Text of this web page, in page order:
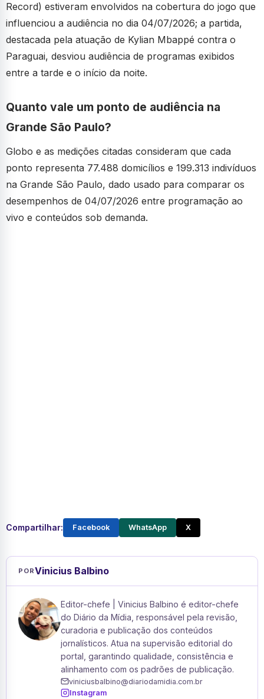
Record) estiveram envolvidos na cobertura do jogo que
influenciou a audiência no dia 04/07/2026; a partida,
destacada pela atuação de Kylian Mbappé contra o
Paraguai, desviou audiência de programas exibidos
entre a tarde e o início da noite.
Quanto vale um ponto de audiência na
Grande São Paulo?
Globo e as medições citadas consideram que cada
ponto representa 77.488 domicílios e 199.313 indivíduos
na Grande São Paulo, dado usado para comparar os
desempenhos de 04/07/2026 entre programação ao
vivo e conteúdos sob demanda.
Compartilhar: Facebook WhatsApp X
PORVinicius Balbino
Editor-chefe | Vinicius Balbino é editor-chefe
do Diário da Mídia, responsável pela revisão,
curadoria e publicação dos conteúdos
jornalísticos. Atua na supervisão editorial do
portal, garantindo qualidade, consistência e
alinhamento com os padrões de publicação.
viniciusbalbino@diariodamidia.com.br
Instagram